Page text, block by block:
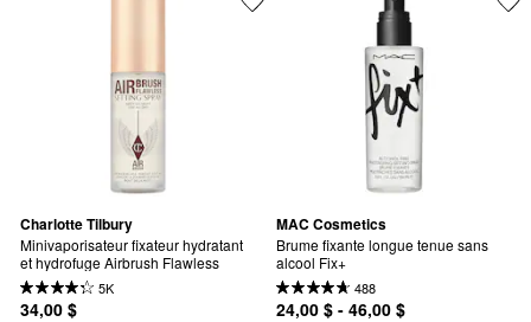
Charlotte Tilbury
Minivaporisateur fixateur hydratant
et hydrofuge Airbrush Flawless
5K
34,00 $
MAC Cosmetics
Brume fixante longue tenue sans
alcool Fix+
488
24,00 $ - 46,00 $